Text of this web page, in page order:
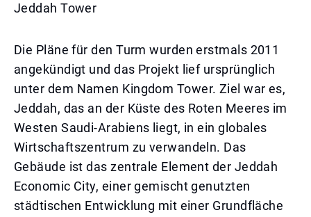
Jeddah Tower
Die Pläne für den Turm wurden erstmals 2011
angekündigt und das Projekt lief ursprünglich
unter dem Namen Kingdom Tower. Ziel war es,
Jeddah, das an der Küste des Roten Meeres im
Westen Saudi-Arabiens liegt, in ein globales
Wirtschaftszentrum zu verwandeln. Das
Gebäude ist das zentrale Element der Jeddah
Economic City, einer gemischt genutzten
städtischen Entwicklung mit einer Grundfläche